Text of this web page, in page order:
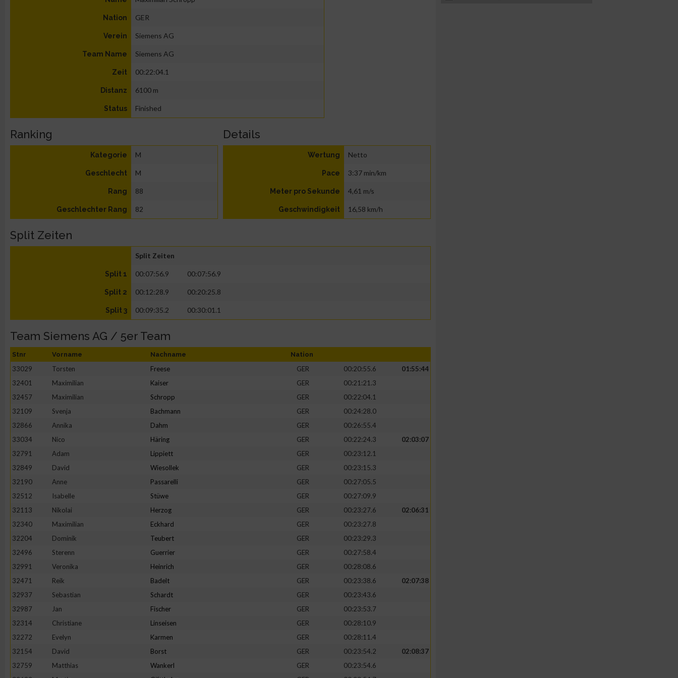
Nation GER
Verein Siemens AG
Team Name Siemens AG
Zeit 00:22:04.1
Distanz 6100 m
Status Finished
Ranking
Kategorie M
Geschlecht M
Rang 88
Geschlechter Rang 82
Details
Wertung Netto
Pace 3:37 min/km
Meter pro Sekunde 4,61 m/s
Geschwindigkeit 16,58 km/h
Split Zeiten
Split Zeiten
Split 1 00:07:56.9 00:07:56.9
Split 2 00:12:28.9 00:20:25.8
Split 3 00:09:35.2 00:30:01.1
Team Siemens AG / 5er Team
Stnr Vorname Nachname Nation
33029 Torsten Freese GER 00:20:55.6
01:55:44
32401
Maximilian Kaiser GER
00:21:21.3
32457
Maximilian Schropp GER
00:22:04.1
32109
Svenja Bachmann GER
00:24:28.0
32866
Annika Dahm GER
00:26:55.4
33034
Nico Häring GER 00:22:24.3
02:03:07
32791
Adam Lippiett GER
00:23:12.1
32849
David Wiesollek GER
00:23:15.3
32190
Anne Passarelli GER
00:27:05.5
32512
Isabelle Stüwe GER
00:27:09.9
32113
Nikolai Herzog GER 00:23:27.6
02:06:31
32340
Maximilian Eckhard GER
00:23:27.8
32204
Dominik Teubert GER
00:23:29.3
32496
Sterenn Guerrier GER
00:27:58.4
32991
Veronika Heinrich GER
00:28:08.6
32471
Reik Badelt GER 00:23:38.6
02:07:38
32937
Sebastian Schardt GER
00:23:43.6
32987
Jan Fischer GER
00:23:53.7
32314
Christiane Linseisen GER
00:28:10.9
32272
Evelyn Karmen GER
00:28:11.4
32154
David Borst GER 00:23:54.2
02:08:37
32759
Matthias Wankerl GER
00:23:54.6